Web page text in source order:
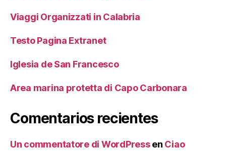
Viaggi Organizzati in Calabria
Testo Pagina Extranet
Iglesia de San Francesco
Area marina protetta di Capo Carbonara
Comentarios recientes
Un commentatore di WordPressen Ciao